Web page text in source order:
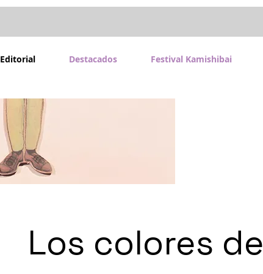
Editorial Destacados Festival Kamishibai
Los colores de